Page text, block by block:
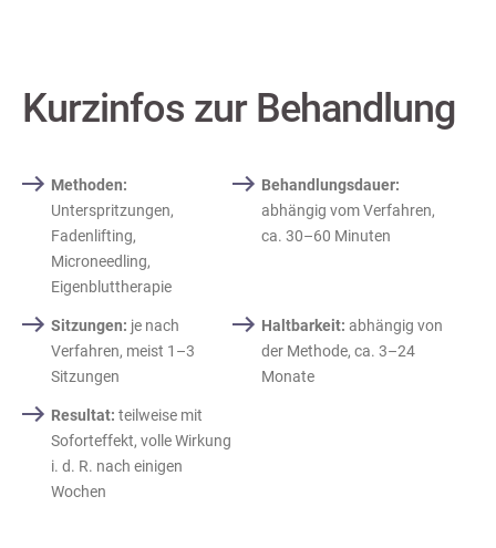
Kurzinfos zur Behandlung
Methoden:
Unterspritzungen,
Fadenlifting,
Microneedling,
Eigenbluttherapie
Behandlungsdauer:
abhängig vom Verfahren,
ca. 30–60 Minuten
Sitzungen: je nach
Verfahren, meist 1–3
Sitzungen
Haltbarkeit: abhängig von
der Methode, ca. 3–24
Monate
Resultat: teilweise mit
Soforteffekt, volle Wirkung
i. d. R. nach einigen
Wochen